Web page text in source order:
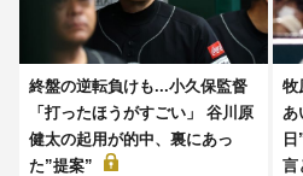
終盤の逆転負けも...小久保監督
「打ったほうがすごい」 谷川原
健太の起用が的中、裏にあっ
た”提案”
牧
あ
言